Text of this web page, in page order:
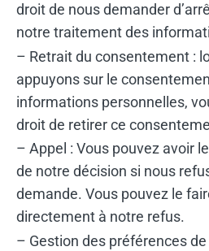
droit de nous demander
notre traitement des
– Retrait du consentement :
appuyons sur le
informations personnelles,
droit de retirer ce
– Appel : Vous pouvez avoir
de notre décision si nous
demande. Vous pouvez le
directement à notre refus.
– Gestion des préférences